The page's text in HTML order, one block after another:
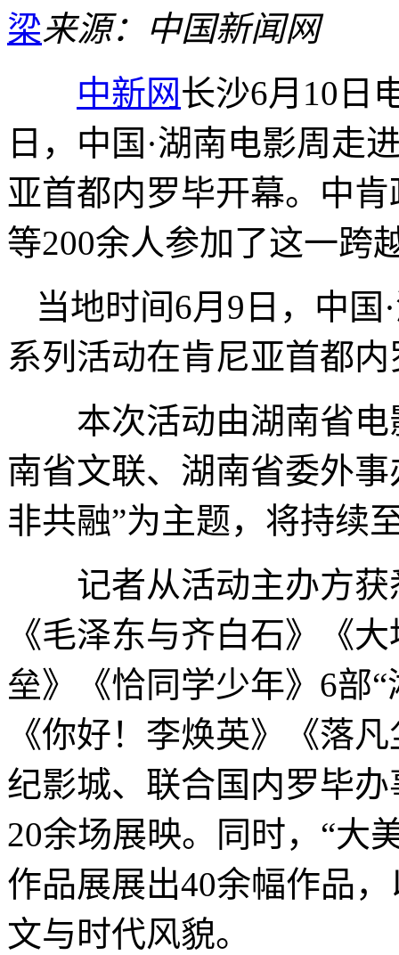
梁来源：中国新闻网
中新网长沙6月10日
日，中国·湖南电影周走
亚首都内罗毕开幕。中
等200余人参加了这一跨
当地时间6月9日，中
系列活动在肯尼亚首都
本次活动由湖南省电
南省文联、湖南省委外
非共融”为主题，将持续
记者从活动主办方获
《毛泽东与齐白石》《
垒》《恰同学少年》6部
《你好！李焕英》《落
纪影城、联合国内罗毕
20余场展映。同时，“大
作品展展出40余幅作品
文与时代风貌。